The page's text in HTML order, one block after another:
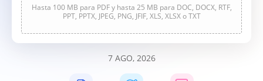
Hasta 100 MB para PDF y hasta 25 MB para DOC, DOCX, RTF,
PPT, PPTX, JPEG, PNG, JFIF, XLS, XLSX o TXT
7 AGO, 2026